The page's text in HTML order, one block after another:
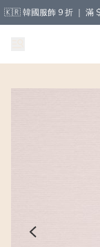
🇰🇷 韓國服飾 9 折 ｜ 滿